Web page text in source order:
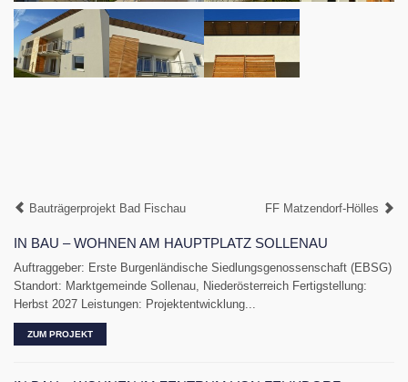
Bauträgerprojekt Bad Fischau FF Matzendorf-Hölles
IN BAU – WOHNEN AM HAUPTPLATZ SOLLENAU
Auftraggeber: Erste Burgenländische Siedlungsgenossenschaft (EBSG)
Standort: Marktgemeinde Sollenau, Niederösterreich Fertigstellung:
Herbst 2027 Leistungen: Projektentwicklung...
ZUM PROJEKT